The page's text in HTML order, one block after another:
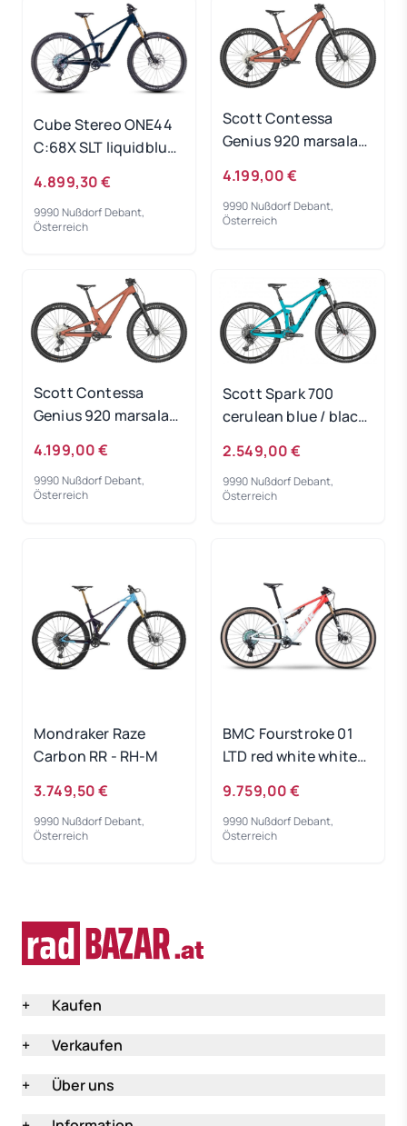
Cube Stereo ONE44
C:68X SLT liquidblue
4.899,30 €
9990 Nußdorf Debant,
Österreich
Scott Contessa
Genius 920 marsala
4.199,00 €
9990 Nußdorf Debant,
Österreich
Scott Contessa
Genius 920 marsala
4.199,00 €
9990 Nußdorf Debant,
Österreich
Scott Spark 700
cerulean blue / black
2.549,00 €
9990 Nußdorf Debant,
Österreich
Mondraker Raze
Carbon RR - RH-M
3.749,50 €
9990 Nußdorf Debant,
Österreich
BMC Fourstroke 01
LTD red white white
9.759,00 €
9990 Nußdorf Debant,
Österreich
+
Kaufen
+
Verkaufen
+
Über uns